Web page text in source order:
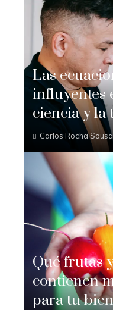
Las
influyentes
ciencia y la
Carlos Rocha Sousa
Qué frutas
contienen
para tu